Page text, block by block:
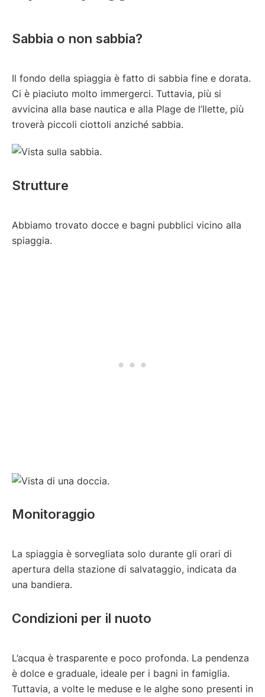
Sabbia o non sabbia?
Il fondo della spiaggia è fatto di sabbia fine e dorata.
Ci è piaciuto molto immergerci. Tuttavia, più si
avvicina alla base nautica e alla Plage de l’Ilette, più
troverà piccoli ciottoli anziché sabbia.
Strutture
Abbiamo trovato docce e bagni pubblici vicino alla
spiaggia.
Monitoraggio
La spiaggia è sorvegliata solo durante gli orari di
apertura della stazione di salvataggio, indicata da
una bandiera.
Condizioni per il nuoto
L’acqua è trasparente e poco profonda. La pendenza
è dolce e graduale, ideale per i bagni in famiglia.
Tuttavia, a volte le meduse e le alghe sono presenti in